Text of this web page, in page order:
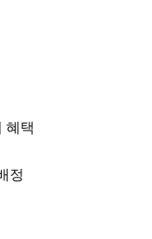
혜택
정